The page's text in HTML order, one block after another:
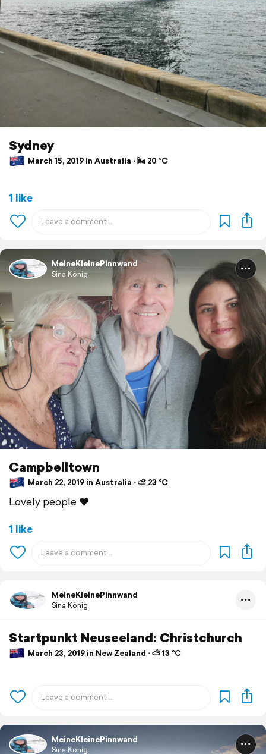
Sydney
March 15, 2019 in Australia ⋅ 🌬 20 °C
1 like
MeineKleinePinnwand
Sina König
Campbelltown
March 22, 2019 in Australia ⋅ ⛅ 23 °C
Lovely people ❤️
1 like
MeineKleinePinnwand
Sina König
Startpunkt Neuseeland: Christchurch
March 23, 2019 in New Zealand ⋅ ⛅ 13 °C
MeineKleinePinnwand
Sina König